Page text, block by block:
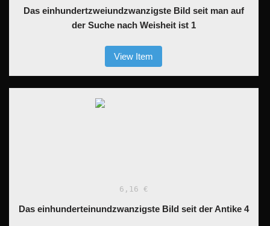
Das einhundertzweiundzwanzigste Bild seit man auf
der Suche nach Weisheit ist 1
View Item
6,16 €
Das einhunderteinundzwanzigste Bild seit der Antike 4